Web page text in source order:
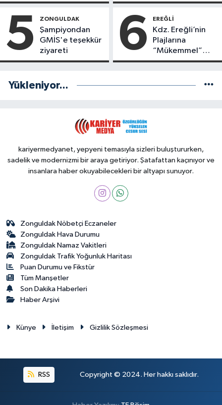
Yönetimde
5 ZONGULDAK
Şampiyondan
GMİS'e teşekkür
ziyareti
6 EREĞLI
Kdz. Ereğli’nin
Plajlarına
“Mükemmel”
Notu!
Yükleniyor...
kariyermedyanet, yepyeni temasıyla sizleri buluştururken,
sadelik ve modernizmi bir araya getiriyor. Şatafattan kaçınıyor ve
insanlara haber okuyabilecekleri bir altyapı sunuyor.
Zonguldak Nöbetçi Eczaneler
Zonguldak Hava Durumu
Zonguldak Namaz Vakitleri
Zonguldak Trafik Yoğunluk Haritası
Puan Durumu ve Fikstür
Tüm Manşetler
Son Dakika Haberleri
Haber Arşivi
Künye İletişim Gizlilik Sözleşmesi
RSS Copyright © 2024. Her hakkı saklıdır.